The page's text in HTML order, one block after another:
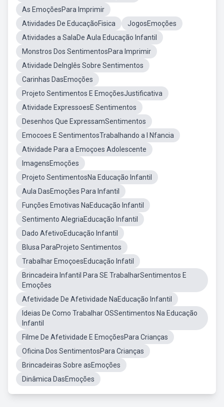
As EmoçõesPara Imprimir
Atividades De EducaçãoFisica
JogosEmoções
Atividades a SalaDe Aula Educação Infantil
Monstros Dos SentimentosPara Imprimir
Atividade DeInglês Sobre Sentimentos
Carinhas DasEmoções
Projeto Sentimentos E EmoçõesJustificativa
Atividade ExpressoesE Sentimentos
Desenhos Que ExpressamSentimentos
Emocoes E SentimentosTrabalhando a I Nfancia
Atividade Para a Emoçoes Adolescente
ImagensEmoções
Projeto SentimentosNa Educação Infantil
Aula DasEmoções Para Infantil
Funções Emotivas NaEducação Infantil
Sentimento AlegriaEducação Infantil
Dado AfetivoEducação Infantil
Blusa ParaProjeto Sentimentos
Trabalhar EmoçoesEducação Infatil
Brincadeira Infantil Para SE TrabalharSentimentos E
Emoções
Afetividade De Afetividade NaEducação Infantil
Ideias De Como Trabalhar OSSentimentos Na Educação
Infantil
Filme De Afetividade E EmoçõesPara Crianças
Oficina Dos SentimentosPara Crianças
Brincadeiras Sobre asEmoções
Dinâmica DasEmoções